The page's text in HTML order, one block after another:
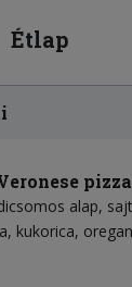
Étlap
pizza
alap sajt
kukorica